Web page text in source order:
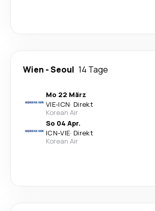
Wien -Seoul 14 Tage
Mo 22 März
VIE-ICN· Direkt
Korean Air
So 04 Apr.
ICN-VIE· Direkt
Korean Air